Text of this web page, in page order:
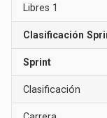
Libres 1
Clasificación
Sprint
Clasificación